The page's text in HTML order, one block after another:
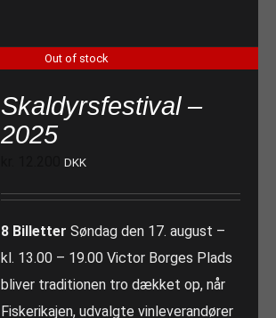
Out of stock
Skaldyrsfestival –
2025
DKK
8 Billetter Søndag den 17. august –
kl. 13.00 – 19.00 Victor Borges Plads
bliver traditionen tro dækket op, når
Fiskerikajen, udvalgte vinleverandører